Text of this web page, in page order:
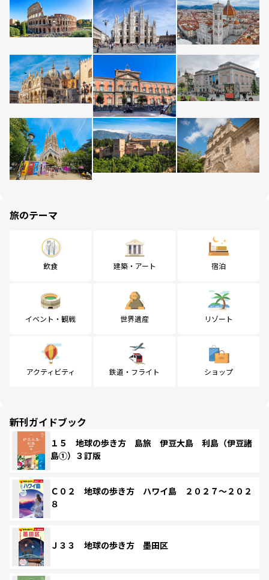
旅のテーマ
飲食 建築・アート 宿泊
イベント・観戦 世界遺産 リゾート
アクティビティ 鉄道・フライト ショップ
新刊ガイドブック
１５ 地球の歩き方 島旅 伊豆大島 利島（伊豆諸
島①）３訂版
Ｃ０２ 地球の歩き方 ハワイ島 ２０２７～２０２
８
Ｊ３３ 地球の歩き方 墨田区